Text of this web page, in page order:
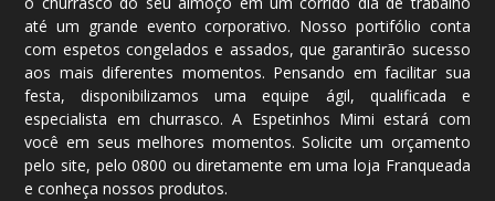
até um grande evento corporativo. Nosso portifólio conta
com espetos congelados e assados, que garantirão sucesso
aos mais diferentes momentos. Pensando em facilitar sua
festa, disponibilizamos uma equipe ágil, qualificada e
especialista em churrasco. A Espetinhos Mimi estará com
você em seus melhores momentos. Solicite um orçamento
pelo site, pelo0800 ou diretamente em uma loja Franqueada
e conheça nossos produtos.